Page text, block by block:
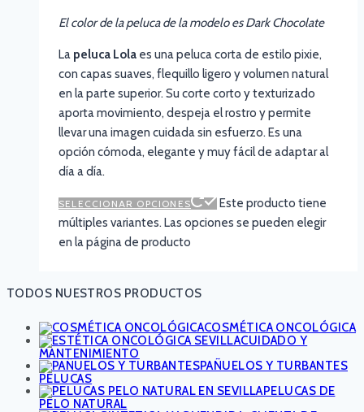
El color de la peluca de la modelo es Dark Chocolate
La peluca Lola es una peluca corta de estilo pixie,
con capas suaves, flequillo ligero y volumen natural
en la parte superior. Su corte corto y texturizado
aporta movimiento, despeja el rostro y permite
llevar una imagen cuidada sin esfuerzo. Es una
opción cómoda, elegante y muy fácil de adaptar al
día a día.
SELECCIONAR OPCIONES
Este producto tiene
múltiples variantes. Las opciones se pueden elegir
en la página de producto
TODOS NUESTROS PRODUCTOS
COSMÉTICA ONCOLÓGICA
CUIDADO Y
MANTENIMIENTO
PAÑUELOS Y TURBANTES
PELUCAS
PELUCAS DE
PELO NATURAL